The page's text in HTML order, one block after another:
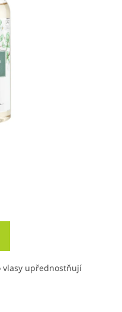
vlasy upřednostňují